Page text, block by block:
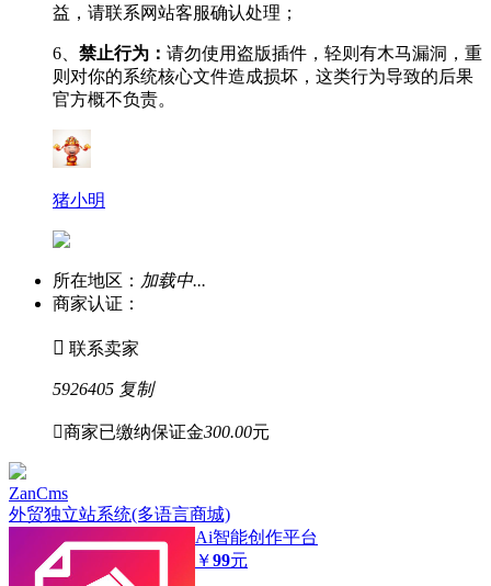
益，请联系网站客服确认处理；
6、 禁止行为： 请勿使用盗版插件，轻则有木马漏洞，重
则对你的系统核心文件造成损坏，这类行为导致的后果
官方概不负责。
猪小明
所在地区： 加载中...
商家认证：
 联系卖家
5926405 复制
商家已缴纳保证金300.00元
ZanCms
外贸独立站系统(多语言商城)
Ai智能创作平台
￥99元